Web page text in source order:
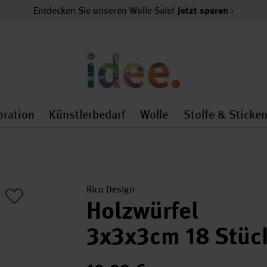
Entdecken Sie unseren Wolle Sale! Jetzt sparen
general.openMenu
Dekoration general.openMenu
Künstlerbedarf
Künstlerbedarf
Wolle
Wolle
Stoffe & Sticken
Rico Design
Holzwürfel
3x3x3cm 18